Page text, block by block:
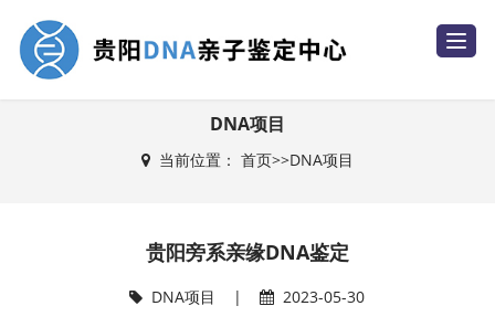
T
o
DNA项目
当前位置： 首页>>DNA项目
贵阳旁系亲缘DNA鉴定
DNA项目 |
2023-05-30